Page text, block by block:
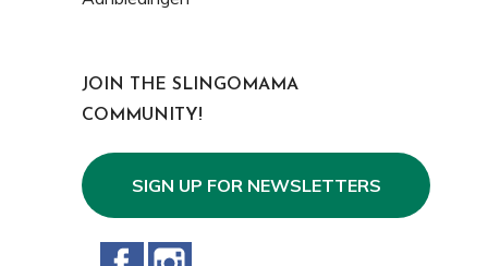
JOIN THE SLINGOMAMA
COMMUNITY!
SIGN UP FOR NEWSLETTERS
Facebook